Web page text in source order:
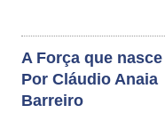
A Força que
Por Cláudio Anaia
Barreiro